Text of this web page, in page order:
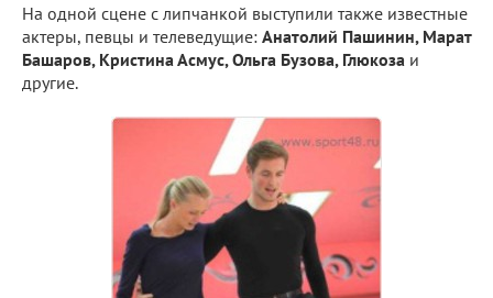
На одной сцене с липчанкой выступили также известные
актеры, певцы и телеведущие: Анатолий Пашинин, Марат
Башаров, Кристина Асмус, Ольга Бузова, Глюкоза и
другие.